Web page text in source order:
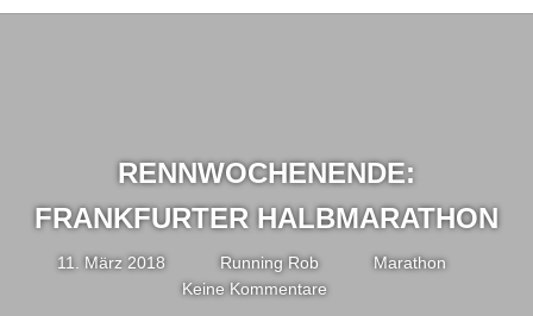
RENNWOCHENENDE:
FRANKFURTER HALBMARATHON
11. März 2018 Running Rob
Marathon
Keine Kommentare